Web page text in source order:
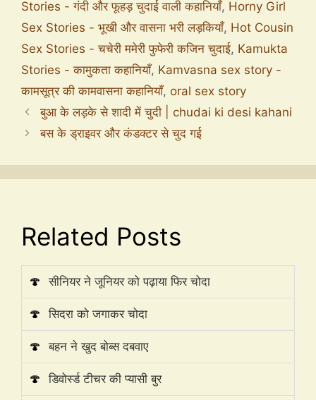
Stories - गंदी और फूहड़ चुदाई वाली कहानियाँ, Horny Girl
Sex Stories - भूखी और वासना भरी लड़कियाँ, Hot Cousin
Sex Stories - चचेरी ममेरी फुफेरी कजिन चुदाई, Kamukta
Stories - कामुकता कहानियाँ, Kamvasna sex story -
कामसूत्र की कामवासना कहानियाँ, oral sex story
बुआ के लड़के से शादी में चुदी | chudai ki desi kahani
बस के ड्राइवर और कंडक्टर से चुद गई
Related Posts
🍄 सीनियर ने जूनियर को पढ़ाया फिर चोदा
🍄 सिदरा को जगाकर चोदा
🍄 बहन ने खुद बोब्स दबवाए
🍄 डिवोर्स्ड टीचर की प्यासी बुर